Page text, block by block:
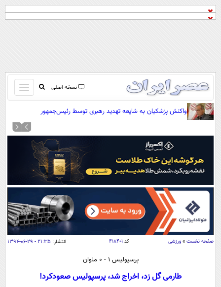
نسخه اصلی
باز
و
کردن
صفحه اول
آرشیو
نظرسنجی
آب و هوا
اوقات شرعی
سواد زندگی
اقتصاد
اقتصادی
خودرو
جامعه
اجتماعی
ورزشی
واکنش پزشکیان به شایعه تهدید رهبری توسط رئیس‌جمهور
صفحه نخست » ورزشی کد ۴۱۸۴۰۱ انتشار: ۲۱:۳۵ - ۲۹-۰۶-۱۳۹۴
پرسپولیس 1 - 0 ملوان
طارمی گل زد، اخراج شد، پرسپولیس صعودکرد!